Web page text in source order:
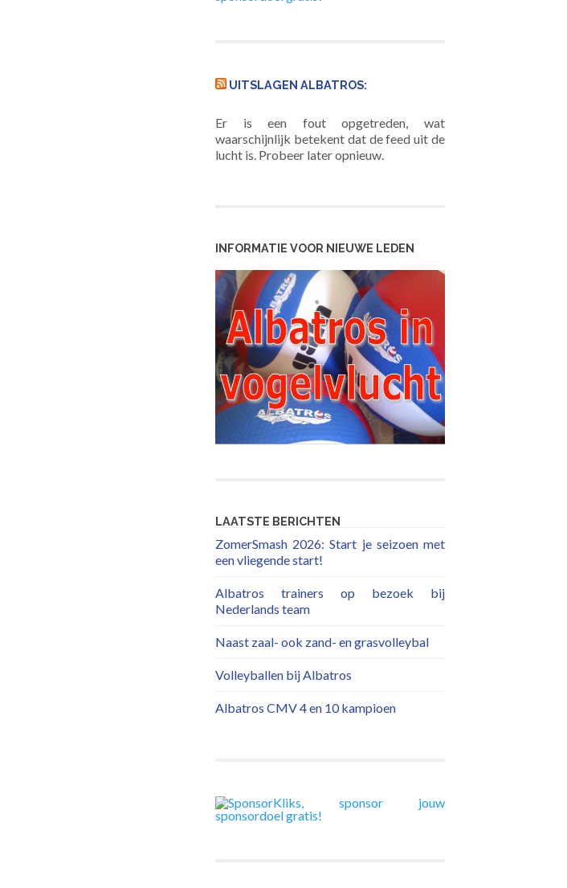
UITSLAGEN ALBATROS:
Er is een fout opgetreden, wat
waarschijnlijk betekent dat de feed uit de
lucht is. Probeer later opnieuw.
INFORMATIE VOOR NIEUWE LEDEN
LAATSTE BERICHTEN
ZomerSmash 2026: Start je seizoen met
een vliegende start!
Albatros trainers op bezoek bij
Nederlands team
Naast zaal- ook zand- en grasvolleybal
Volleyballen bij Albatros
Albatros CMV 4 en 10 kampioen